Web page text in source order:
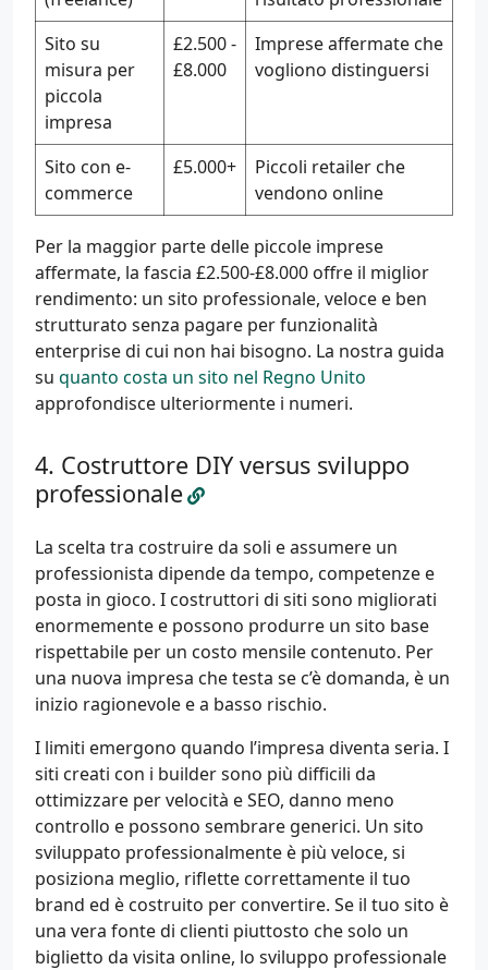
Sito su
misura per
piccola
impresa
£2.500 -
£8.000
Imprese affermate che
vogliono distinguersi
Sito con e-
commerce
£5.000+
Piccoli retailer che
vendono online
Per la maggior parte delle piccole imprese
affermate, la fascia £2.500-£8.000 offre il miglior
rendimento: un sito professionale, veloce e ben
strutturato senza pagare per funzionalità
enterprise di cui non hai bisogno. La nostra guida
su quanto costa un sito nel Regno Unito
approfondisce ulteriormente i numeri.
Costruttore DIY versus sviluppo
professionale
La scelta tra costruire da soli e assumere un
professionista dipende da tempo, competenze e
posta in gioco. I costruttori di siti sono migliorati
enormemente e possono produrre un sito base
rispettabile per un costo mensile contenuto. Per
una nuova impresa che testa se c’è domanda, è un
inizio ragionevole e a basso rischio.
I limiti emergono quando l’impresa diventa seria. I
siti creati con i builder sono più difficili da
ottimizzare per velocità e SEO, danno meno
controllo e possono sembrare generici. Un sito
sviluppato professionalmente è più veloce, si
posiziona meglio, riflette correttamente il tuo
brand ed è costruito per convertire. Se il tuo sito è
una vera fonte di clienti piuttosto che solo un
biglietto da visita online, lo sviluppo professionale